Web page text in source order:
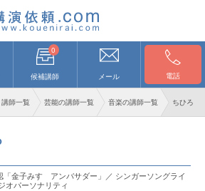
0
候補講師 メール 電話
講師一覧 芸能の講師一覧 音楽の講師一覧 ちひろ
「金子みすゞアンバサダー」／ シンガーソングライ
オパーソナリティ